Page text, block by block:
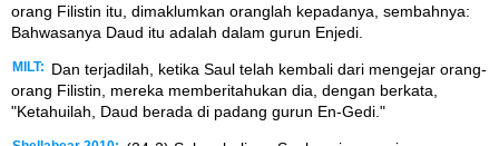
orang Filistin itu, dimaklumkan oranglah kepadanya, sembahnya:
Bahwasanya Daud itu adalah dalam gurun Enjedi.
MILT:
Dan terjadilah, ketika Saul telah kembali dari mengejar orang-
orang Filistin, mereka memberitahukan dia, dengan berkata,
"Ketahuilah, Daud berada di padang gurun En-Gedi."